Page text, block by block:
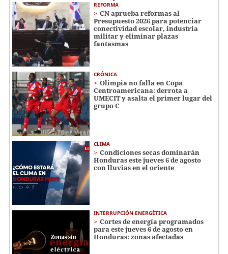
REFORMA
CN aprueba reformas al
Presupuesto 2026 para potenciar
conectividad escolar, industria
militar y eliminar plazas
fantasmas
CRÓNICA
Olimpia no falla en Copa
Centroamericana: derrota a
UMECIT y asalta el primer lugar del
grupo C
CLIMA
Condiciones secas dominarán
Honduras este jueves 6 de agosto
con lluvias en el oriente
INTERRUPCIÓN ENERGÉTICA
Cortes de energía programados
para este jueves 6 de agosto en
Honduras: zonas afectadas